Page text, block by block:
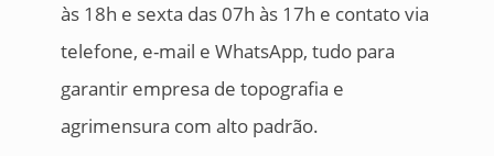
às 18h e sexta das 07h às 17h e contato via
telefone, e-mail e WhatsApp, tudo para
garantir empresa de topografia e
agrimensura com alto padrão.